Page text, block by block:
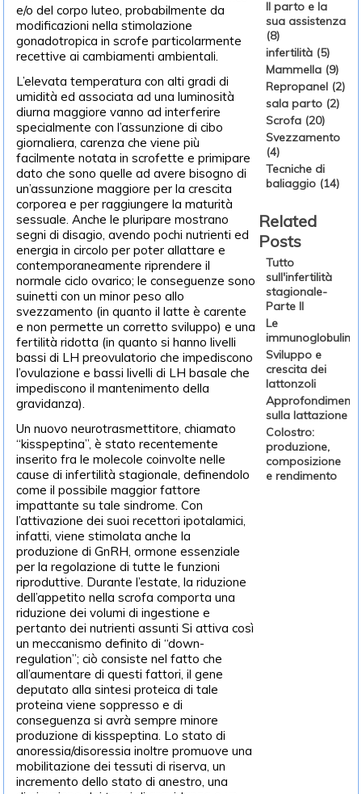
e/o del corpo luteo, probabilmente da
modificazioni nella stimolazione
gonadotropica in scrofe particolarmente
recettive ai cambiamenti ambientali.
L’elevata temperatura con alti gradi di
umidità ed associata ad una luminosità
diurna maggiore vanno ad interferire
specialmente con l’assunzione di cibo
giornaliera, carenza che viene più
facilmente notata in scrofette e primipare
dato che sono quelle ad avere bisogno di
un’assunzione maggiore per la crescita
corporea e per raggiungere la maturità
sessuale. Anche le pluripare mostrano
segni di disagio, avendo pochi nutrienti ed
energia in circolo per poter allattare e
contemporaneamente riprendere il
normale ciclo ovarico; le conseguenze sono
suinetti con un minor peso allo
svezzamento (in quanto il latte è carente
e non permette un corretto sviluppo) e una
fertilità ridotta (in quanto si hanno livelli
bassi di LH preovulatorio che impediscono
l’ovulazione e bassi livelli di LH basale che
impediscono il mantenimento della
gravidanza).
Un nuovo neurotrasmettitore, chiamato
“kisspeptina”, è stato recentemente
inserito fra le molecole coinvolte nelle
cause di infertilità stagionale, definendolo
come il possibile maggior fattore
impattante su tale sindrome. Con
l’attivazione dei suoi recettori ipotalamici,
infatti, viene stimolata anche la
produzione di GnRH, ormone essenziale
per la regolazione di tutte le funzioni
riproduttive. Durante l’estate, la riduzione
dell’appetito nella scrofa comporta una
riduzione dei volumi di ingestione e
pertanto dei nutrienti assunti Si attiva così
un meccanismo definito di “down-
regulation”; ciò consiste nel fatto che
all’aumentare di questi fattori, il gene
deputato alla sintesi proteica di tale
proteina viene soppresso e di
conseguenza si avrà sempre minore
produzione di kisspeptina. Lo stato di
anoressia/disoressia inoltre promuove una
mobilitazione dei tessuti di riserva, un
incremento dello stato di anestro, una
Il parto e la
sua assistenza
(8)
infertilità (5)
Mammella (9)
Repropanel (2)
sala parto (2)
Scrofa (20)
Svezzamento
(4)
Tecniche di
baliaggio (14)
Related
Posts
Tutto
sull'infertilità
stagionale-
Parte II
Le
immunoglobuline
Sviluppo e
crescita dei
lattonzoli
Approfondimenti
sulla lattazione
Colostro:
produzione,
composizione
e rendimento